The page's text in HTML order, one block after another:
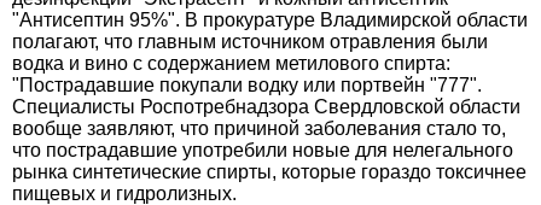
"Антисептин 95%". В прокуратуре Владимирской области
полагают, что главным источником отравления были
водка и вино с содержанием метилового спирта:
"Пострадавшие покупали водку или портвейн "777".
Специалисты Роспотребнадзора Свердловской области
вообще заявляют, что причиной заболевания стало то,
что пострадавшие употребили новые для нелегального
рынка синтетические спирты, которые гораздо токсичнее
пищевых и гидролизных.